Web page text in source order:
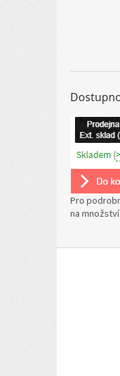
Pro
na množství.